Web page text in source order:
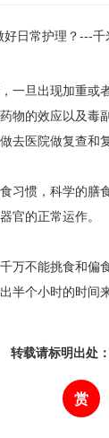
旦出现加重或
物的效应以及毒
去医院做复查和复
惯，科学的膳
官的正常运作。
不能挑食和偏
半个小时的时间
转载请标明出处
赏